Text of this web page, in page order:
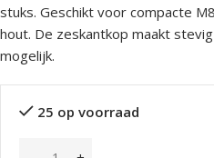
stuks. Geschikt voor compacte
hout. De zeskantkop maakt
mogelijk.
25 op voorraad